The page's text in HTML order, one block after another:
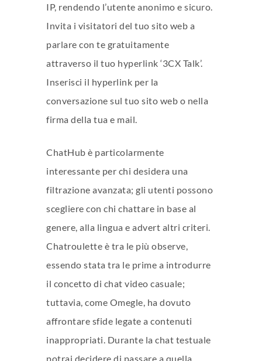
IP, rendendo l’utente anonimo e sicuro.
Invita i visitatori del tuo sito web a
parlare con te gratuitamente
attraverso il tuo hyperlink ‘3CX Talk’.
Inserisci il hyperlink per la
conversazione sul tuo sito web o nella
firma della tua e mail.
ChatHub è particolarmente
interessante per chi desidera una
filtrazione avanzata; gli utenti possono
scegliere con chi chattare in base al
genere, alla lingua e advert altri criteri.
Chatroulette è tra le più observe,
essendo stata tra le prime a introdurre
il concetto di chat video casuale;
tuttavia, come Omegle, ha dovuto
affrontare sfide legate a contenuti
inappropriati. Durante la chat testuale
potrai decidere di passare a quella